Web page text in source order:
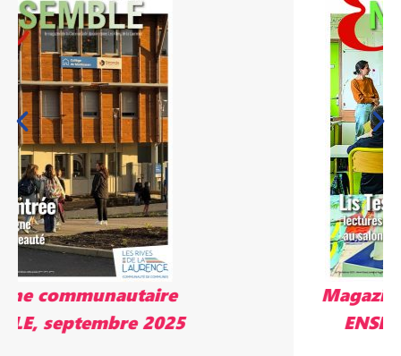
Magazine communautaire
ENSEMBLE, mai 2025